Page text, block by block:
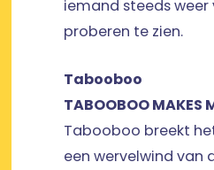
iemand steeds
proberen te zien.
Tabooboo
TABOOBOO MAKES
Tabooboo breekt
een wervelwind van